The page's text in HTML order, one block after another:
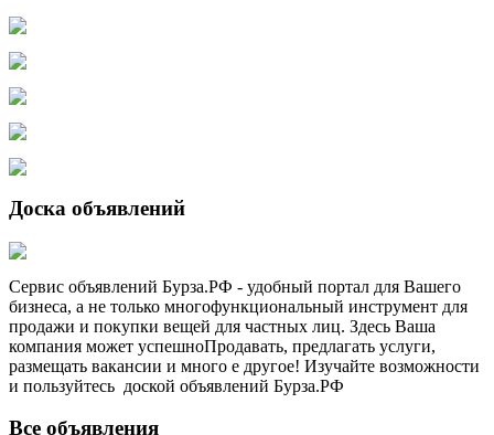
Доска объявлений
Сервис объявлений Бурза.РФ - удобный портал для Вашего
бизнеса, а не только многофункциональный инструмент для
продажи и покупки вещей для частных лиц. Здесь Ваша
компания может успешноПродавать, предлагать услуги,
размещать вакансии и много е другое! Изучайте возможности
и пользуйтесь доской объявлений Бурза.РФ
Все объявления